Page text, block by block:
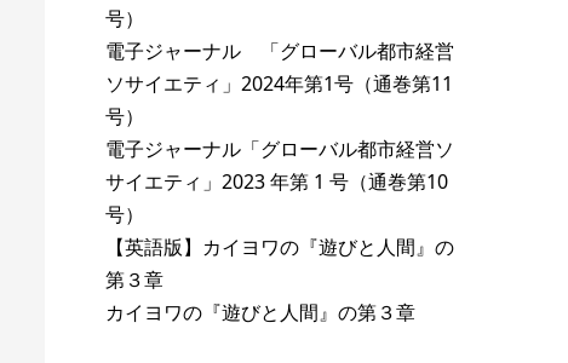
号）
電子ジャーナル 「グローバル都市経営
ソサイエティ」2024年第1号（通巻第11
号）
電子ジャーナル「グローバル都市経営ソ
サイエティ」2023 年第 1 号（通巻第10
号）
【英語版】カイヨワの『遊びと人間』の
第３章
カイヨワの『遊びと人間』の第３章